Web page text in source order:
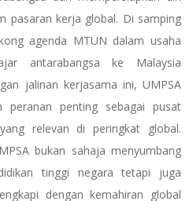
pasaran kerja global. Di samping
agenda MTUN dalam usaha
antarabangsa ke Malaysia
jalinan kerjasama ini, UMPSA
peranan penting sebagai pusat
relevan di peringkat global.
bukan sahaja menyumbang
tinggi negara tetapi juga
dengan kemahiran global